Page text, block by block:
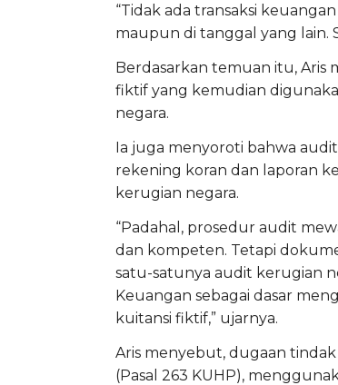
“Tidak ada transaksi
maupun di tanggal yang lain.
Berdasarkan temuan itu,
fiktif yang kemudian
negara.
Ia juga menyoroti bahwa
rekening koran dan laporan
kerugian negara.
“Padahal, prosedur audit
dan kompeten. Tetapi
satu-satunya audit kerugian
Keuangan sebagai dasar
kuitansi fiktif,” ujarnya.
Aris menyebut, dugaan
(Pasal 263 KUHP),